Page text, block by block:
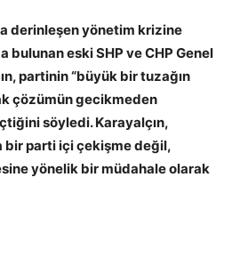
derinleşen yönetim krizine
bulunan eski SHP ve CHP Genel
partinin “büyük bir tuzağın
çözümün gecikmeden
söyledi. Karayalçın,
bir parti içi çekişme değil,
yönelik bir müdahale olarak